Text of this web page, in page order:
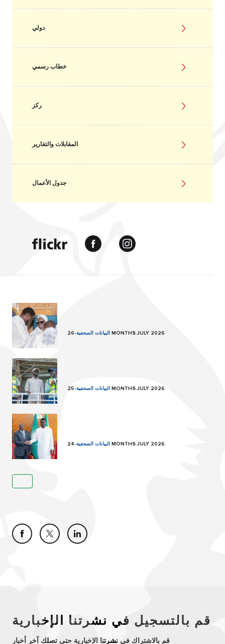
دولي
خطاب رسمي
ركز
المقابلات والتقارير
جدول الأعمال
البيانات الصحفية- 26 MONTHS.JULY 2026
البيانات الصحفية- 25 MONTHS.JULY 2026
البيانات الصحفية- 24 MONTHS.JULY 2026
قم بالتسجيل في نشرتنا الإخبارية
قم بالاشتراك في نشرتنا الإخبارية حتى تصلك آخر أخبار